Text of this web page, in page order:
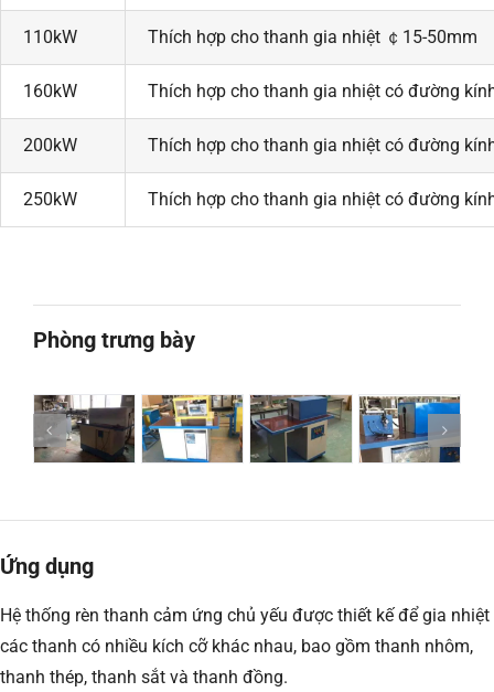
110kW Thích hợp cho thanh gia nhiệt ￠15-50mm
160kW Thích hợp cho thanh gia nhiệt có đường
200kW Thích hợp cho thanh gia nhiệt có đường
250kW Thích hợp cho thanh gia nhiệt có đường
Phòng trưng bày
Ứng dụng
Hệ thống rèn thanh cảm ứng chủ yếu được thiết kế để gia nhiệt
các thanh có nhiều kích cỡ khác nhau, bao gồm thanh nhôm,
thanh thép, thanh sắt và thanh đồng.